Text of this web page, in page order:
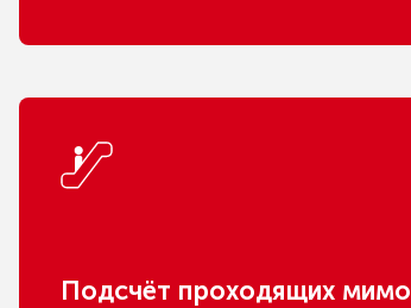
Подсчёт проходящих мимо